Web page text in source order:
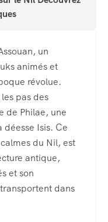
un
animés et
révolue.
pas des
de Philae, une
Isis. Ce
du Nil, est
antique,
et son
dans